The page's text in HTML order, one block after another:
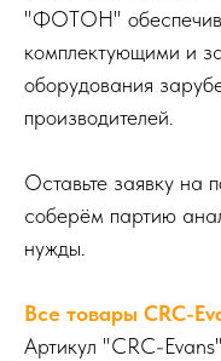
"ФОТОН"
комплектующими и
оборудования
производителей.
Оставьте заявку на
соберём партию
нужды.
Все товары CRC-
Артикул "CRC-